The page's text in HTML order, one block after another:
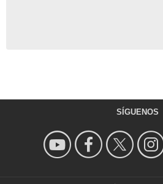
SÍGUENOS